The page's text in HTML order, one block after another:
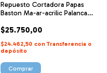
Repuesto Cortadora Papas
Baston Ma-ar-acrilic Palanca
$25.750,00
$24.462,50 con Transferencia o
depósito
Comprar